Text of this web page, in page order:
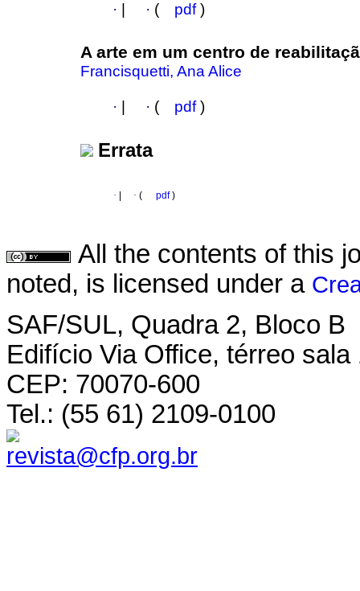
· · ( pdf)
A arte em um centro de
Francisquetti, Ana Alice
· · ( pdf)
Errata
· · ( pdf)
All the contents of this
noted, is licensed under a
SAF/SUL, Quadra 2, Bloco B
Edifício Via Office, térreo sala
CEP: 70070-600
Tel.: (55 61) 2109-0100
revista@cfp.org.br